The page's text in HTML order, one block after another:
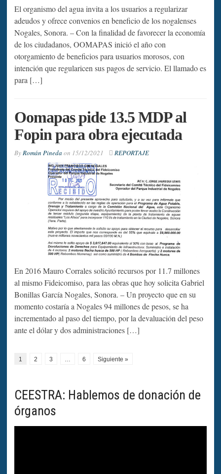
El organismo del agua invita a los usuarios a regularizar
adeudos y ofrece convenios en beneficio de los nogalenses
Nogales, Sonora. – Con la finalidad de favorecer la economía
de los ciudadanos, OOMAPAS inició el año con
otorgamiento de beneficios para usuarios morosos, con
intención que regularicen sus pagos de servicio. El llamado es
para […]
Oomapas pide 13.5 MDP al
Fopin para obra ejecutada
ByRomán Pineda on 15/12/2021 REPORTAJE
En 2016 Mauro Corrales solicitó recursos por 11.7 millones
al mismo Fideicomiso, para las obras que hoy solicita Gabriel
Bonillas García Nogales, Sonora. – Un proyecto que en su
momento costaría a Nogales 94 millones de pesos, se ha
incrementado al paso del tiempo, por la devaluación del peso
ante el dólar y dos administraciones […]
1 2 3 … 6 Siguiente »
CEESTRA: Hablemos de donación de
órganos